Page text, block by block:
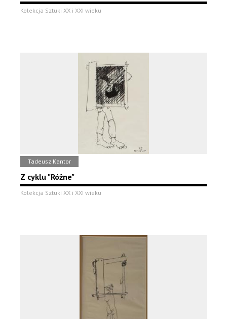
Kolekcja Sztuki XX i XXI wieku
Tadeusz Kantor
Z cyklu "Różne"
Kolekcja Sztuki XX i XXI wieku